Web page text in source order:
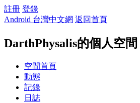
註冊 登錄
Android 台灣中文網 返回首頁
DarthPhysalis的個人空間
空間首頁
動態
記錄
日誌